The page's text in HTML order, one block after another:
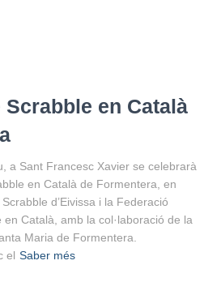
Scrabble en Català
a Sant Francesc Xavier se celebrarà
en Català de Formentera, en
d’Eivissa i la Federació
Català, amb la col·laboració de la
Maria de Formentera.
el Saber més